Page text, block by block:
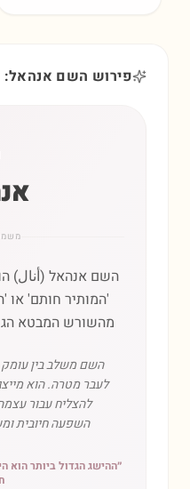
פירוש השם אנהאל:
השם אנהאל (أنال)
'המותיר חותם' או
מהשורש המבטא
השם משלב בין עומק
לעבר מטרה. הוא
להצליח עבור
השפעה חיובית
״ההישג הגדול ביותר הוא